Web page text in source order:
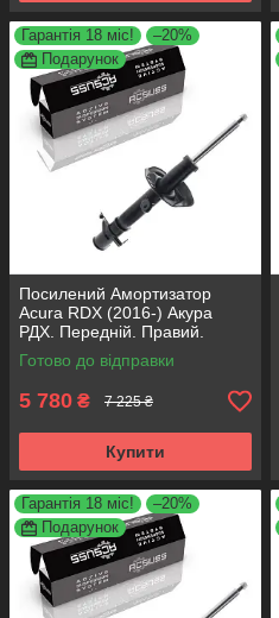
Гарантія 18 міс!
–20%
Подарунок
Посилений Амортизатор
Acura RDX (2016-) Акура
РДХ. Передній. Правий.
3340164. KOREA Аксусс!
Готово до відправки
5 780 ₴ 7 225 ₴
Купити
Гарантія 18 міс!
–20%
Подарунок